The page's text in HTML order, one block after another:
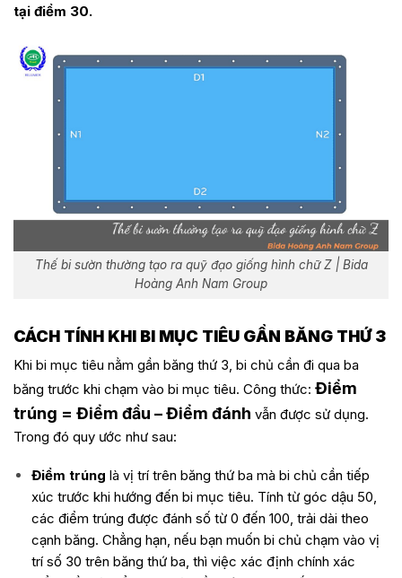
tại điểm 30.
Thế bi sườn thường tạo ra quỹ đạo giống hình chữ Z | Bida
Hoàng Anh Nam Group
CÁCH TÍNH KHI BI MỤC TIÊU GẦN BĂNG THỨ 3
Khi bi mục tiêu nằm gần băng thứ 3, bi chủ cần đi qua ba
băng trước khi chạm vào bi mục tiêu. Công thức: Điểm
trúng = Điểm đầu – Điểm đánh vẫn được sử dụng.
Trong đó quy ước như sau:
Điểm trúng là vị trí trên băng thứ ba mà bi chủ cần tiếp
xúc trước khi hướng đến bi mục tiêu. Tính từ góc dậu 50,
các điểm trúng được đánh số từ 0 đến 100, trải dài theo
cạnh băng. Chẳng hạn, nếu bạn muốn bi chủ chạm vào vị
trí số 30 trên băng thứ ba, thì việc xác định chính xác